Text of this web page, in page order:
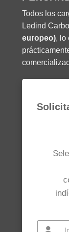
Todos los
Ledind
europeo), lo